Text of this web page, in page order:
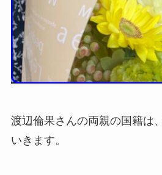
渡辺倫果さんの両親の国籍は
いきます。